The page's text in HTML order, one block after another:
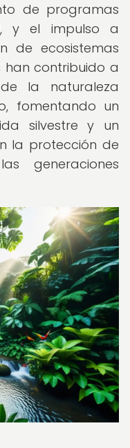
de programas
y el impulso a
de ecosistemas
han contribuido a
la naturaleza
fomentando un
silvestre y un
la protección de
generaciones